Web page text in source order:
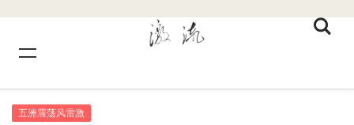
五洲震荡风雷激